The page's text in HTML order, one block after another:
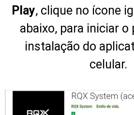
Play, clique no ícone
abaixo, para iniciar o
instalação do
celular.